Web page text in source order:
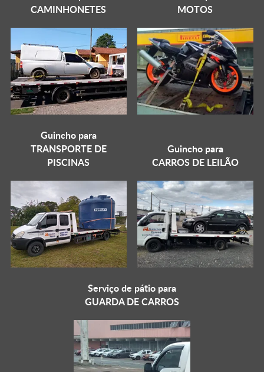
CAMINHONETES
MOTOS
Guincho para
TRANSPORTE DE
PISCINAS
Guincho para
CARROS DE LEILÃO
Serviço de pátio para
GUARDA DE CARROS